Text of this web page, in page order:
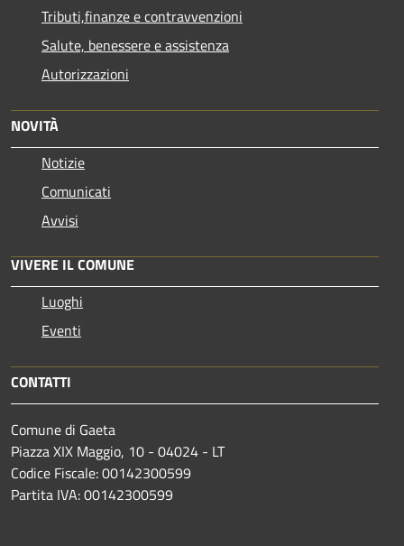
Tributi,finanze e contravvenzioni
Salute, benessere e assistenza
Autorizzazioni
NOVITÀ
Notizie
Comunicati
Avvisi
VIVERE IL COMUNE
Luoghi
Eventi
CONTATTI
Comune di Gaeta
Piazza XIX Maggio, 10 - 04024 - LT
Codice Fiscale: 00142300599
Partita IVA: 00142300599